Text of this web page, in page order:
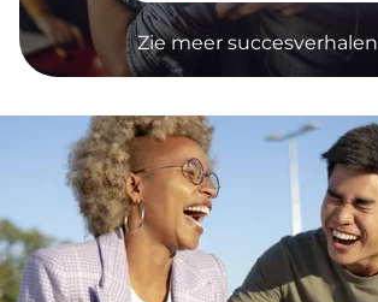
Zie meer succesverhalen